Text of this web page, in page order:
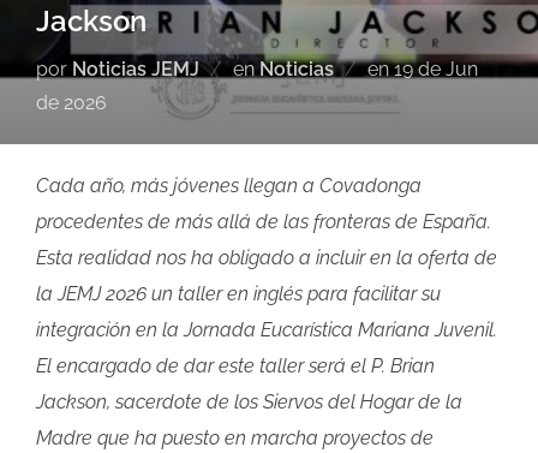
Jackson
por Noticias JEMJ enNoticias en19 de Jun
de 2026
Cada año, más jóvenes llegan a Covadonga
procedentes de más allá de las fronteras de España.
Esta realidad nos ha obligado a incluir en la oferta de
la JEMJ 2026 un taller en inglés para facilitar su
integración en la Jornada Eucarística Mariana Juvenil.
El encargado de dar este taller será el P. Brian
Jackson, sacerdote de los Siervos del Hogar de la
Madre que ha puesto en marcha proyectos de